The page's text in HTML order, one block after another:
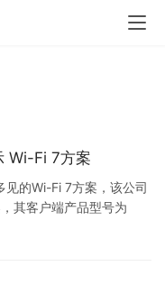
Wi-Fi 7方案
的Wi-Fi 7方案，该公司
其客户端产品型号为